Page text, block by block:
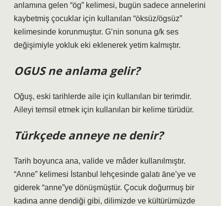
anlamına gelen “ög” kelimesi, bugün sadece annelerini
kaybetmiş çocuklar için kullanılan “öksüz/ögsüz”
kelimesinde korunmuştur. G’nin sonuna g/k ses
değişimiyle yokluk eki eklenerek yetim kalmıştır.
OGUS ne anlama gelir?
Oğuş, eski tarihlerde aile için kullanılan bir terimdir.
Aileyi temsil etmek için kullanılan bir kelime türüdür.
Türkçede anneye ne denir?
Tarih boyunca ana, valide ve mâder kullanılmıştır.
“Anne” kelimesi İstanbul lehçesinde galatı āne’ye ve
giderek “anne”ye dönüşmüştür. Çocuk doğurmuş bir
kadına anne dendiği gibi, dilimizde ve kültürümüzde